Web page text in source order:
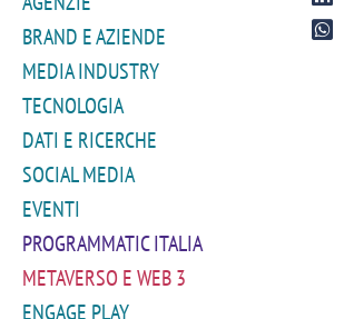
BRAND E AZIENDE
MEDIA INDUSTRY
TECNOLOGIA
DATI E RICERCHE
SOCIAL MEDIA
EVENTI
PROGRAMMATIC ITALIA
METAVERSO E WEB 3
ENGAGE PLAY